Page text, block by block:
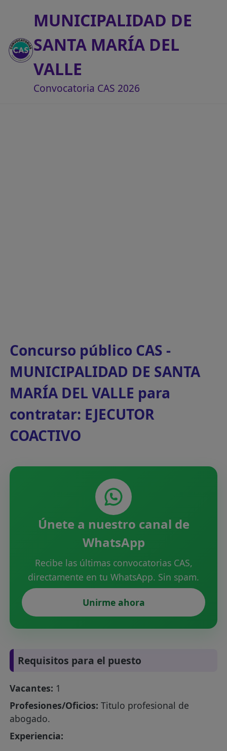
MUNICIPALIDAD DE
SANTA MARÍA DEL
VALLE
Convocatoria CAS 2026
Concurso público CAS -
MUNICIPALIDAD DE SANTA
MARÍA DEL VALLE para
contratar: EJECUTOR
COACTIVO
Únete a nuestro canal de
WhatsApp
Recibe las últimas convocatorias CAS,
directamente en tu WhatsApp. Sin spam.
Unirme ahora
Requisitos para el puesto
Vacantes: 1
Profesiones/Oficios: Titulo profesional de
abogado.
Experiencia: